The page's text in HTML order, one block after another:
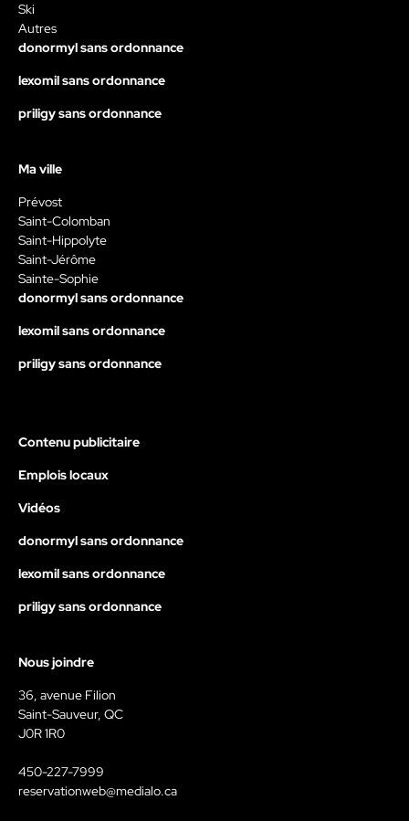
Ski
Autres
donormyl sans ordonnance
lexomil sans ordonnance
priligy sans ordonnance
Ma ville
Prévost
Saint-Colomban
Saint-Hippolyte
Saint-Jérôme
Sainte-Sophie
donormyl sans ordonnance
lexomil sans ordonnance
priligy sans ordonnance
Contenu publicitaire
Emplois locaux
Vidéos
donormyl sans ordonnance
lexomil sans ordonnance
priligy sans ordonnance
Nous joindre
36, avenue Filion
Saint-Sauveur, QC
J0R 1R0
450-227-7999
reservationweb@medialo.ca